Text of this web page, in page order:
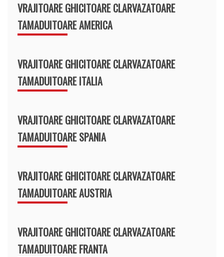
VRAJITOARE GHICITOARE CLARVAZATOARE
TAMADUITOARE AMERICA
VRAJITOARE GHICITOARE CLARVAZATOARE
TAMADUITOARE ITALIA
VRAJITOARE GHICITOARE CLARVAZATOARE
TAMADUITOARE SPANIA
VRAJITOARE GHICITOARE CLARVAZATOARE
TAMADUITOARE AUSTRIA
VRAJITOARE GHICITOARE CLARVAZATOARE
TAMADUITOARE FRANTA